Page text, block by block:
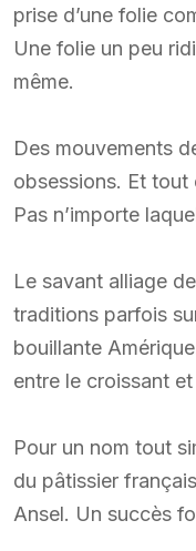
prise d’une folie
Une folie un peu
même.
Des mouvements
obsessions. Et tout
Pas n’importe
Le savant alliage
traditions parfois
bouillante
entre le croissant
Pour un nom tout
du pâtissier
Ansel. Un succès